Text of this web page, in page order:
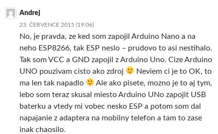
Andrej
23. ČERVENCE 2015 (19:06)
No, je pravda, ze ked som zapojil Arduino Nano a na
neho ESP8266, tak ESP neslo – prudovo to asi nestihalo.
Tak som VCC a GND zapojil z Arduino Uno. Cize Arduino
UNO pouzivam cisto ako zdroj
Neviem ci je to OK, to
ma len tak napadlo
Ale ako pisete, mozno je to aj tym,
lebo som teraz skusal miesto Arduino UNo zapojit USB
baterku a vtedy mi vobec nesko ESP a potom som dal
napajanie z adaptera na mobilny telefon a tam to zase
inak chaosilo.